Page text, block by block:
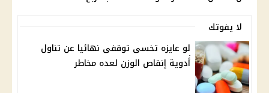
لا يفوتك
لو عايزه تخسى توقفى نهائيا عن تناول
أدوية إنقاص الوزن لعده مخاطر